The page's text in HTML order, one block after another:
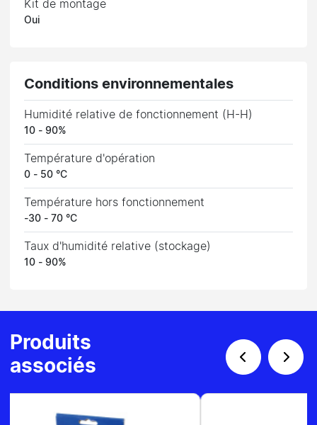
Kit de montage
Oui
Conditions environnementales
Humidité relative de fonctionnement (H-H)
10 - 90%
Température d'opération
0 - 50 °C
Température hors fonctionnement
-30 - 70 °C
Taux d'humidité relative (stockage)
10 - 90%
Produits
associés